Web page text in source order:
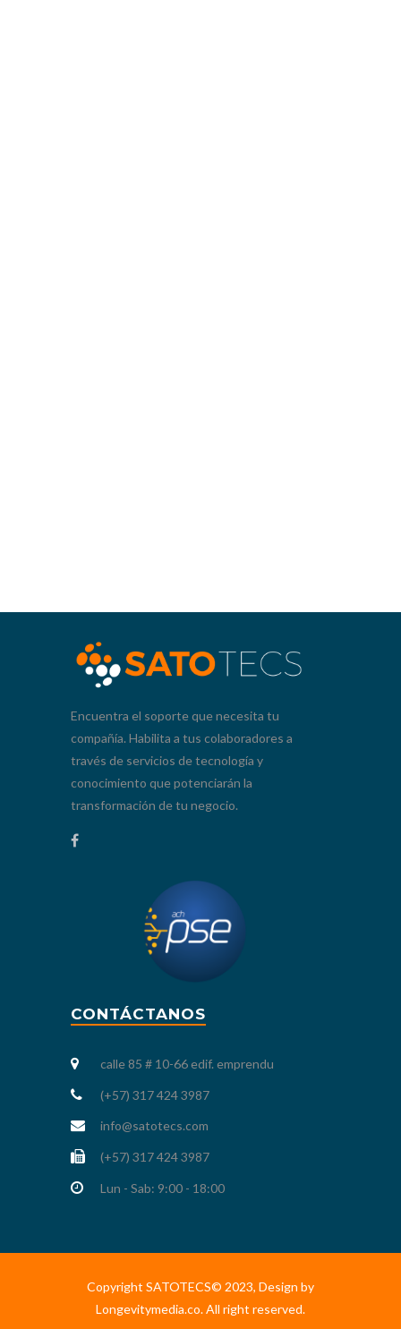
Encuentra el soporte que necesita tu
compañía. Habilita a tus colaboradores a
través de servicios de tecnología y
conocimiento que potenciarán la
transformación de tu negocio.
CONTÁCTANOS
calle 85 # 10-66 edif. emprendu
(+57) 317 424 3987
info@satotecs.com
(+57) 317 424 3987
Lun - Sab: 9:00 - 18:00
Copyright SATOTECS© 2023, Design by
Longevitymedia.co. All right reserved.